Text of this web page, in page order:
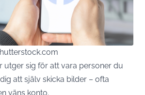
utger sig för att vara personer du
att själv skicka bilder – ofta
väns konto.